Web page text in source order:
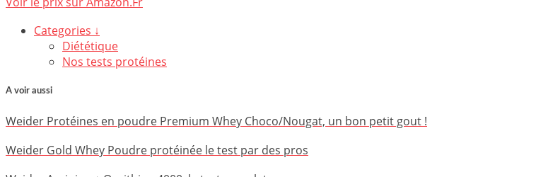
Categories ↓
Diététique
Nos tests protéines
A voir aussi
Weider Protéines en poudre Premium Whey Choco/Nougat, un bon petit gout !
Weider Gold Whey Poudre protéinée le test par des pros